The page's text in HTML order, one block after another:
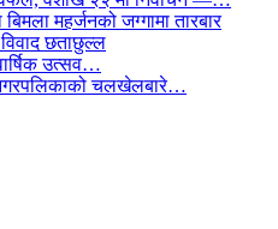
महर्जनको जग्गामा तारबार
छताछुल्ल
‌उत्सव…
नगरपलिकाको चलखेलबारे…